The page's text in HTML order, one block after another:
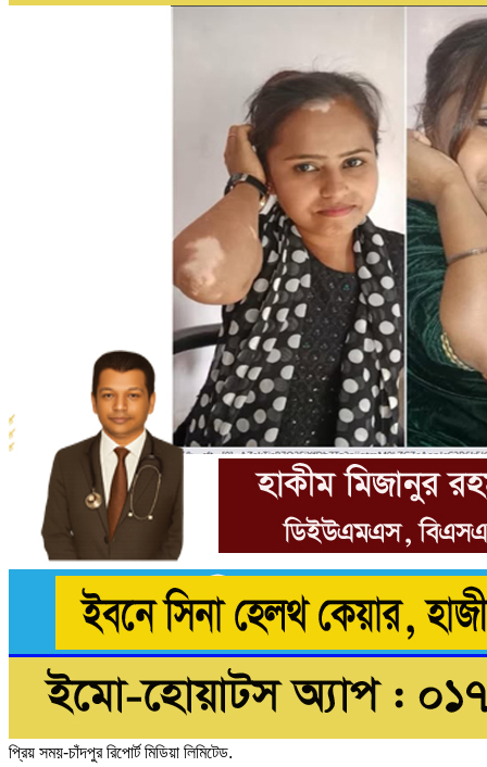
প্রিয় সময়-চাঁদপুর রিপোর্ট মিডিয়া লিমিটেড.